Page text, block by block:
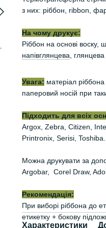
з них: ріббон, ribbon,
На чому друкує:
Ріббон на основі воску,
напівглянцева , глянцева
Увага: матеріал
паперовий носій при
Підходить для всіх
Argox, Zebra, Citizen,
Printronix, Serisi, Toshiba.
Можна друкувати за
Argobar, Corel Draw,
Рекомендація:
При виборі ріббона до
етикетку + бокову
Характеристики